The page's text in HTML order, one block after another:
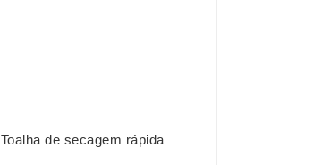
Toalha de secagem rápida